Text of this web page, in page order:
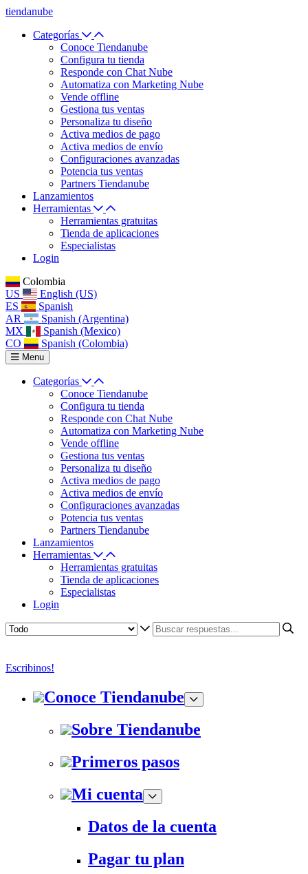
tiendanube
Categorías
Conoce Tiendanube
Configura tu tienda
Responde con Chat Nube
Automatiza con Marketing Nube
Vende offline
Gestiona tus ventas
Personaliza tu diseño
Activa medios de pago
Activa medios de envío
Configuraciones avanzadas
Potencia tus ventas
Partners Tiendanube
Lanzamientos
Herramientas
Herramientas gratuitas
Tienda de aplicaciones
Especialistas
Login
Colombia
US
English (US)
ES
Spanish
AR
Spanish (Argentina)
MX
Spanish (Mexico)
CO
Spanish (Colombia)
Menu
Categorías
Conoce Tiendanube
Configura tu tienda
Responde con Chat Nube
Automatiza con Marketing Nube
Vende offline
Gestiona tus ventas
Personaliza tu diseño
Activa medios de pago
Activa medios de envío
Configuraciones avanzadas
Potencia tus ventas
Partners Tiendanube
Lanzamientos
Herramientas
Herramientas gratuitas
Tienda de aplicaciones
Especialistas
Login
Escribinos!
Conoce Tiendanube
Sobre Tiendanube
Primeros pasos
Mi cuenta
Datos de la cuenta
Pagar tu plan